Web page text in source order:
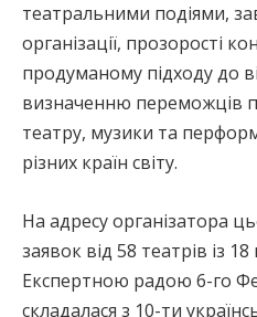
театральними подіями,
організації, прозорості
продуманому підходу до
визначенню переможців
театру, музики та
різних країн світу.
На адресу організатора
заявок від 58 театрів із 18
Експертною радою 6-го
складалася з 10-ти